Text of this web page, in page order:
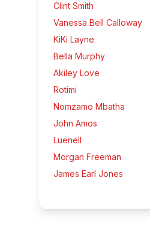
Clint Smith
Vanessa Bell Calloway
KiKi Layne
Bella Murphy
Akiley Love
Rotimi
Nomzamo Mbatha
John Amos
Luenell
Morgan Freeman
James Earl Jones